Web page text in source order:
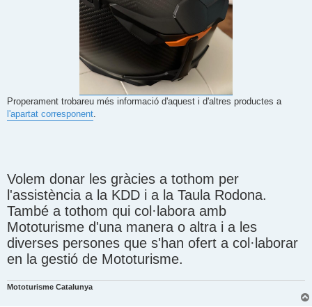
Properament trobareu més informació d'aquest i d'altres productes a
l'apartat corresponent.
Volem donar les gràcies a tothom per
l'assistència a la KDD i a la Taula Rodona.
També a tothom qui col·labora amb
Mototurisme d'una manera o altra i a les
diverses persones que s'han ofert a col·laborar
en la gestió de Mototurisme.
Mototurisme Catalunya